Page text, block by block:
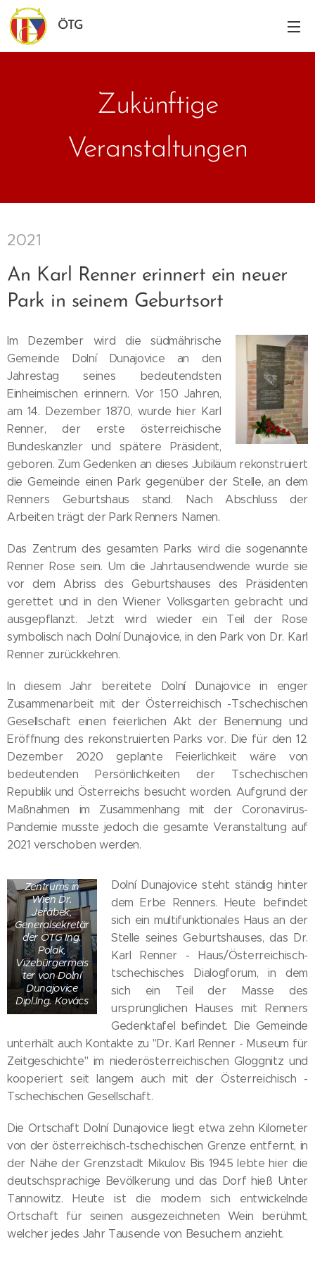
ÖTG
Zukünftige
Veranstaltungen
2021
An Karl Renner erinnert ein neuer
Park in seinem Geburtsort
Im Dezember wird die südmährische
Gemeinde Dolní Dunajovice an den
Jahrestag seines bedeutendsten
Einheimischen erinnern. Vor 150 Jahren,
am 14. Dezember 1870, wurde hier Karl
Renner, der erste österreichische
Bundeskanzler und spätere Präsident,
geboren. Zum Gedenken an dieses Jubiläum rekonstruiert
die Gemeinde einen Park gegenüber der Stelle, an dem
Renners Geburtshaus stand. Nach Abschluss der
Arbeiten trägt der Park Renners Namen.
Das Zentrum des gesamten Parks wird die sogenannte
Renner Rose sein. Um die Jahrtausendwende wurde sie
vor dem Abriss des Geburtshauses des Präsidenten
gerettet und in den Wiener Volksgarten gebracht und
ausgepflanzt. Jetzt wird wieder ein Teil der Rose
symbolisch nach Dolní Dunajovice, in den Park von Dr. Karl
Renner zurückkehren.
In diesem Jahr bereitete Dolní Dunajovice in enger
Zusammenarbeit mit der Österreichisch -Tschechischen
Gesellschaft einen feierlichen Akt der Benennung und
Eröffnung des rekonstruierten Parks vor. Die für den 12.
Dezember 2020 geplante Feierlichkeit wäre von
bedeutenden Persönlichkeiten der Tschechischen
Republik und Österreichs besucht worden. Aufgrund der
Maßnahmen im Zusammenhang mit der Coronavirus-
Pandemie musste jedoch die gesamte Veranstaltung auf
2021 verschoben werden.
v.l.n.r.
Bürgermeister
von Dolní
Mag. Hasník,
Zentrums in
Wien Dr.
Jeřábek,
Generalsekretär
der ÖTG Ing.
Polak,
Vizebürgermeis
ter von Dolní
Dunajovice
Dipl.Ing. Kovács
Dolní Dunajovice steht ständig hinter
dem Erbe Renners. Heute befindet
sich ein multifunktionales Haus an der
Stelle seines Geburtshauses, das Dr.
Karl Renner - Haus/Österreichisch-
tschechisches Dialogforum, in dem
sich ein Teil der Masse des
ursprünglichen Hauses mit Renners
Gedenktafel befindet. Die Gemeinde
unterhält auch Kontakte zu "Dr. Karl Renner - Museum für
Zeitgeschichte" im niederösterreichischen Gloggnitz und
kooperiert seit langem auch mit der Österreichisch -
Tschechischen Gesellschaft.
Die Ortschaft Dolní Dunajovice liegt etwa zehn Kilometer
von der österreichisch-tschechischen Grenze entfernt, in
der Nähe der Grenzstadt Mikulov. Bis 1945 lebte hier die
deutschsprachige Bevölkerung und das Dorf hieß Unter
Tannowitz. Heute ist die modern sich entwickelnde
Ortschaft für seinen ausgezeichneten Wein berühmt,
welcher jedes Jahr Tausende von Besuchern anzieht.